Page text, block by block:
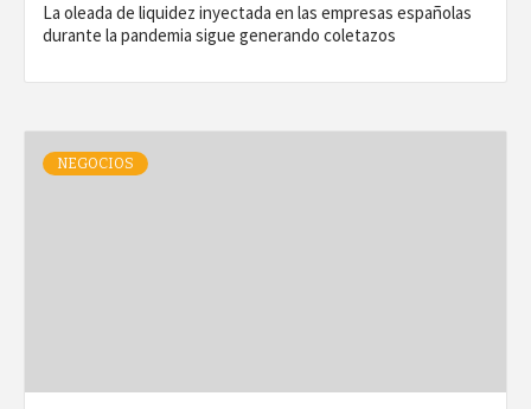
La oleada de liquidez inyectada en las empresas españolas
durante la pandemia sigue generando coletazos
NEGOCIOS